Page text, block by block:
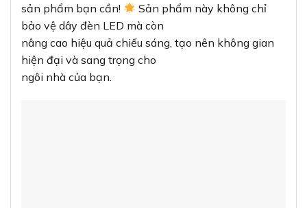
sản phẩm bạn cần!
Sản phẩm này không chỉ
bảo vệ dây đèn LED mà còn
nâng cao hiệu quả chiếu sáng, tạo nên không gian
hiện đại và sang trọng cho
ngôi nhà của bạn.